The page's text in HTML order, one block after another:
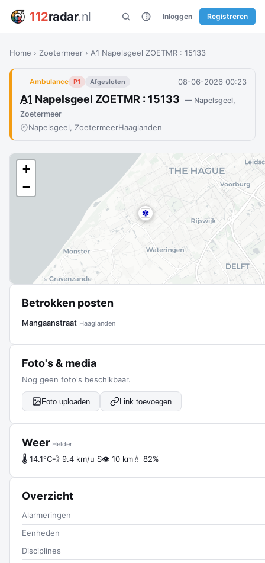
112radar.nl Inloggen Registreren
Home › Zoetermeer › A1 Napelsgeel ZOETMR : 15133
Ambulance P1 Afgesloten 08-06-2026 00:23
A1 Napelsgeel ZOETMR : 15133 — Napelsgeel,
Zoetermeer
Napelsgeel, ZoetermeerHaaglanden
+
−
Betrokken posten
Mangaanstraat Haaglanden
Foto's & media
Nog geen foto's beschikbaar.
Foto uploaden Link toevoegen
Weer Helder
🌡 14.1°C💨 9.4 km/u S👁 10 km💧 82%
Overzicht
Alarmeringen
Eenheden
Disciplines